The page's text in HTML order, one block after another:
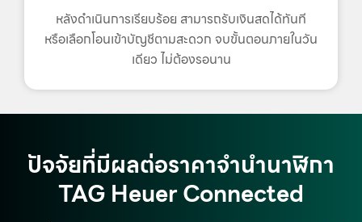
หลังดำเนินการเรียบร้อย สามารถรับเงินสดได้ทันที
หรือเลือกโอนเข้าบัญชีตามสะดวก จบขั้นตอนภายในวัน
เดียว ไม่ต้องรอนาน
ปัจจัยที่มีผลต่อราคาจำนำนาฬิกา
TAG Heuer Connected